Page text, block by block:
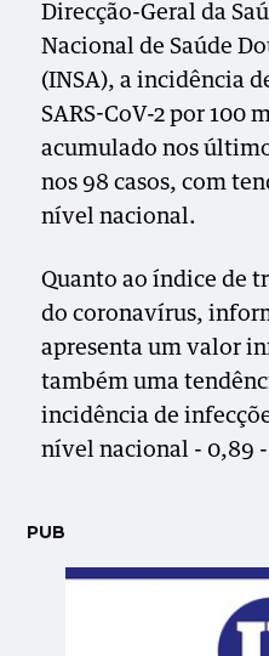
Direcção-Geral da
Nacional de Saúde
(INSA), a incidência
SARS-CoV-2 por 100
acumulado nos
nos 98 casos, com
nível nacional.
Quanto ao índice de
do coronavírus,
apresenta um valor
também uma
incidência de
nível nacional - 0,89 -
PUB